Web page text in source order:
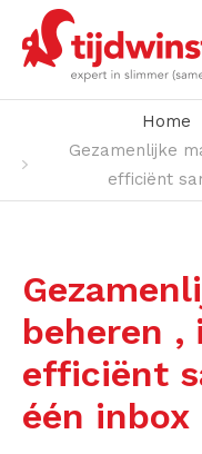
Home
Gezamenlijke
efficiënt
beheren ,
efficiënt
één inbox